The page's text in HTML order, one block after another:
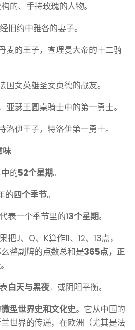
的、手持玫瑰的人物。
旧约中雅各的妻子。
麦的王子，查理曼大帝的十二骑
国女英雄圣女贞德的战友。
，亚瑟王圆桌骑士中的第一勇士。
洛伊王子，特洛伊第一勇士。
味
的52个星期。
的四个季节。
表一个季节里的13个星期。
把J、Q、K算作11、12、13点，
整副牌的点数总和是365点，正
。
白天与黑夜，或阴阳平衡。
微型世界史和文化史。它从中国的
世界的传递，在欧洲（尤其是法